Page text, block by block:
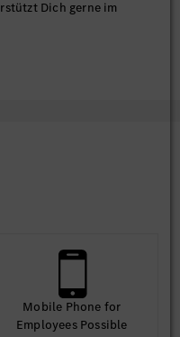
Dich gerne im
Mobile Phone for
Employees Possible